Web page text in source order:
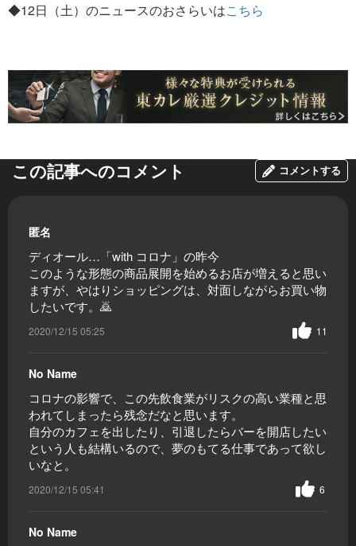
◆12日（土）のニュースのおさらいはこちら
この記事へのコメント コメントする
匿名
ディオール…「with コロナ」の昨今
このような形態の商品展開を始めるお店が増えると思い
ますが、やはりショッピングは、対面しながらお買い物
したいです。🙇
2020/12/15 05:25 11
No Name
コロナの影響で、この先飲食業がリスクの高い業種と思
われてしまったら残念だなと思います。
自分のカフェを出したり、引退したらバーを開店したい
という人も結構いるので、夢のもてる仕事であって欲し
いなと。
2020/12/15 05:41 6
No Name